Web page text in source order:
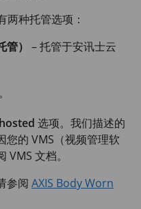
种托管选项：
） – 托管于安讯士云
选项。我们描述的
您的 VMS（视频管理软
文档。
参阅 AXIS Body Worn